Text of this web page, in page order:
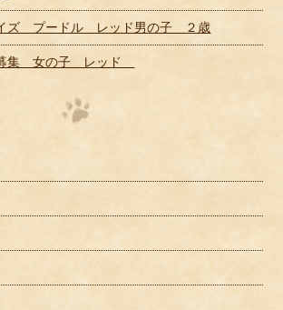
ズ プードル レッド男の子 ２歳
集 女の子 レッド